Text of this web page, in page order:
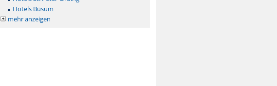
Hotels Büsum
mehr anzeigen